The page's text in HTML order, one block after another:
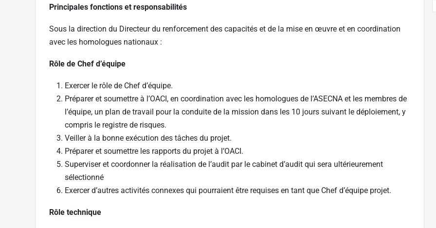
Principales fonctions et responsabilités
Sous la direction du Directeur du renforcement des capacités et de la mise en œuvre et en coordination
avec les homologues nationaux :
Rôle de Chef d’équipe
Exercer le rôle de Chef d’équipe.
Préparer et soumettre à l’OACI, en coordination avec les homologues de l’ASECNA et les membres de
l’équipe, un plan de travail pour la conduite de la mission dans les 10 jours suivant le déploiement, y
compris le registre de risques.
Veiller à la bonne exécution des tâches du projet.
Préparer et soumettre les rapports du projet à l’OACI.
Superviser et coordonner la réalisation de l’audit par le cabinet d’audit qui sera ultérieurement
sélectionné
Exercer d’autres activités connexes qui pourraient être requises en tant que Chef d’équipe projet.
Rôle technique